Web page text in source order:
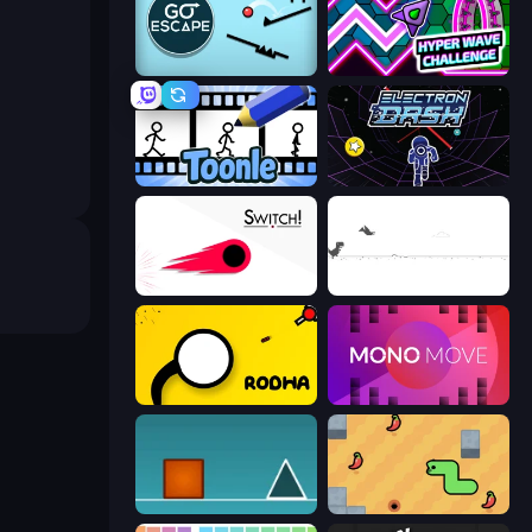
Go Escape Hyper Wave Challenge
Toonle Electron Dash
Switch!
Rodha Mono Move
SSSPICY!